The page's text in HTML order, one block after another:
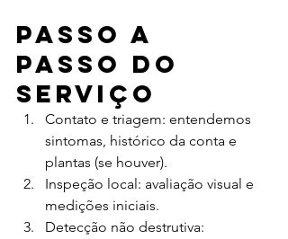
Passo a
passo do
serviço
Contato e triagem: entendemos
sintomas, histórico da conta e
plantas (se houver).
Inspeção local: avaliação visual e
medições iniciais.
Detecção não destrutiva: